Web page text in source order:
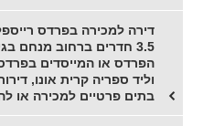
דירה למכירה בפרדס
3.5 חדרים ברחוב מנחם
הפרדס או המייסדים
וליד ספריה קרית אונו,
בתים פרטיים למכירה או